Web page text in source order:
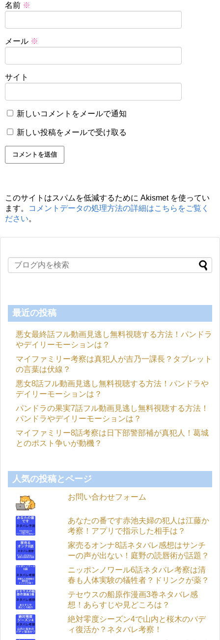
名前 ※
メール ※
サイト
新しいコメントをメールで通知
新しい投稿をメールで受け取る
このサイトはスパムを低減するために Akismet を使ってい
ます。
コメントデータの処理方法の詳細はこちらをご覧く
ださい。
最近の投稿
悪女最終話フル動画見逃し無料視聴する方法！パンドラ
やデイリーモーションは？
マイファミリー考察は真犯人が吉乃一課長？タブレット
の言葉は伏線？
悪女8話フル動画見逃し無料視聴する方法！パンドラや
デイリーモーションは？
パンドラの果実7話フル動画見逃し無料視聴する方法！
パンドラやデイリーモーションは？
マイファミリー8話考察は日下部警部補が真犯人！葛城
とのポスト争いが動機？
人気の投稿とページ
お問い合わせフォーム
あなたの番です赤池夫婦の犯人は江藤か
考察！アプリで指示した相手は？
家売るオンナ8話ネタバレ感想はサンチ
ーの声が出ない！庭野の読唇術が話題？
ニッポンノワール6話ネタバレ考察は清
春も人体実験の犠牲者？ドリンクが薬？
テセウスの船原作漫画3巻ネタバレ感
想！あらすじや見どころは？
絶対零度シーズン4で山内と桜木のバデ
ィ復活か？ネタバレ考察！